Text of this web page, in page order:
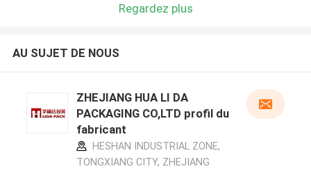
Regardez plus
AU SUJET DE NOUS
ZHEJIANG HUA LI DA
PACKAGING CO,LTD profil du
fabricant
HESHAN INDUSTRIAL ZONE,
TONGXIANG CITY, ZHEJIANG